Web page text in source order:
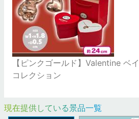
【ピンクゴールド】Valentine ベ
コレクション
現在提供している景品一覧